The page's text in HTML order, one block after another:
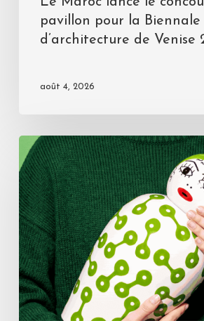
pavillon pour la Biennale
d’architecture de Venise
août 4, 2026